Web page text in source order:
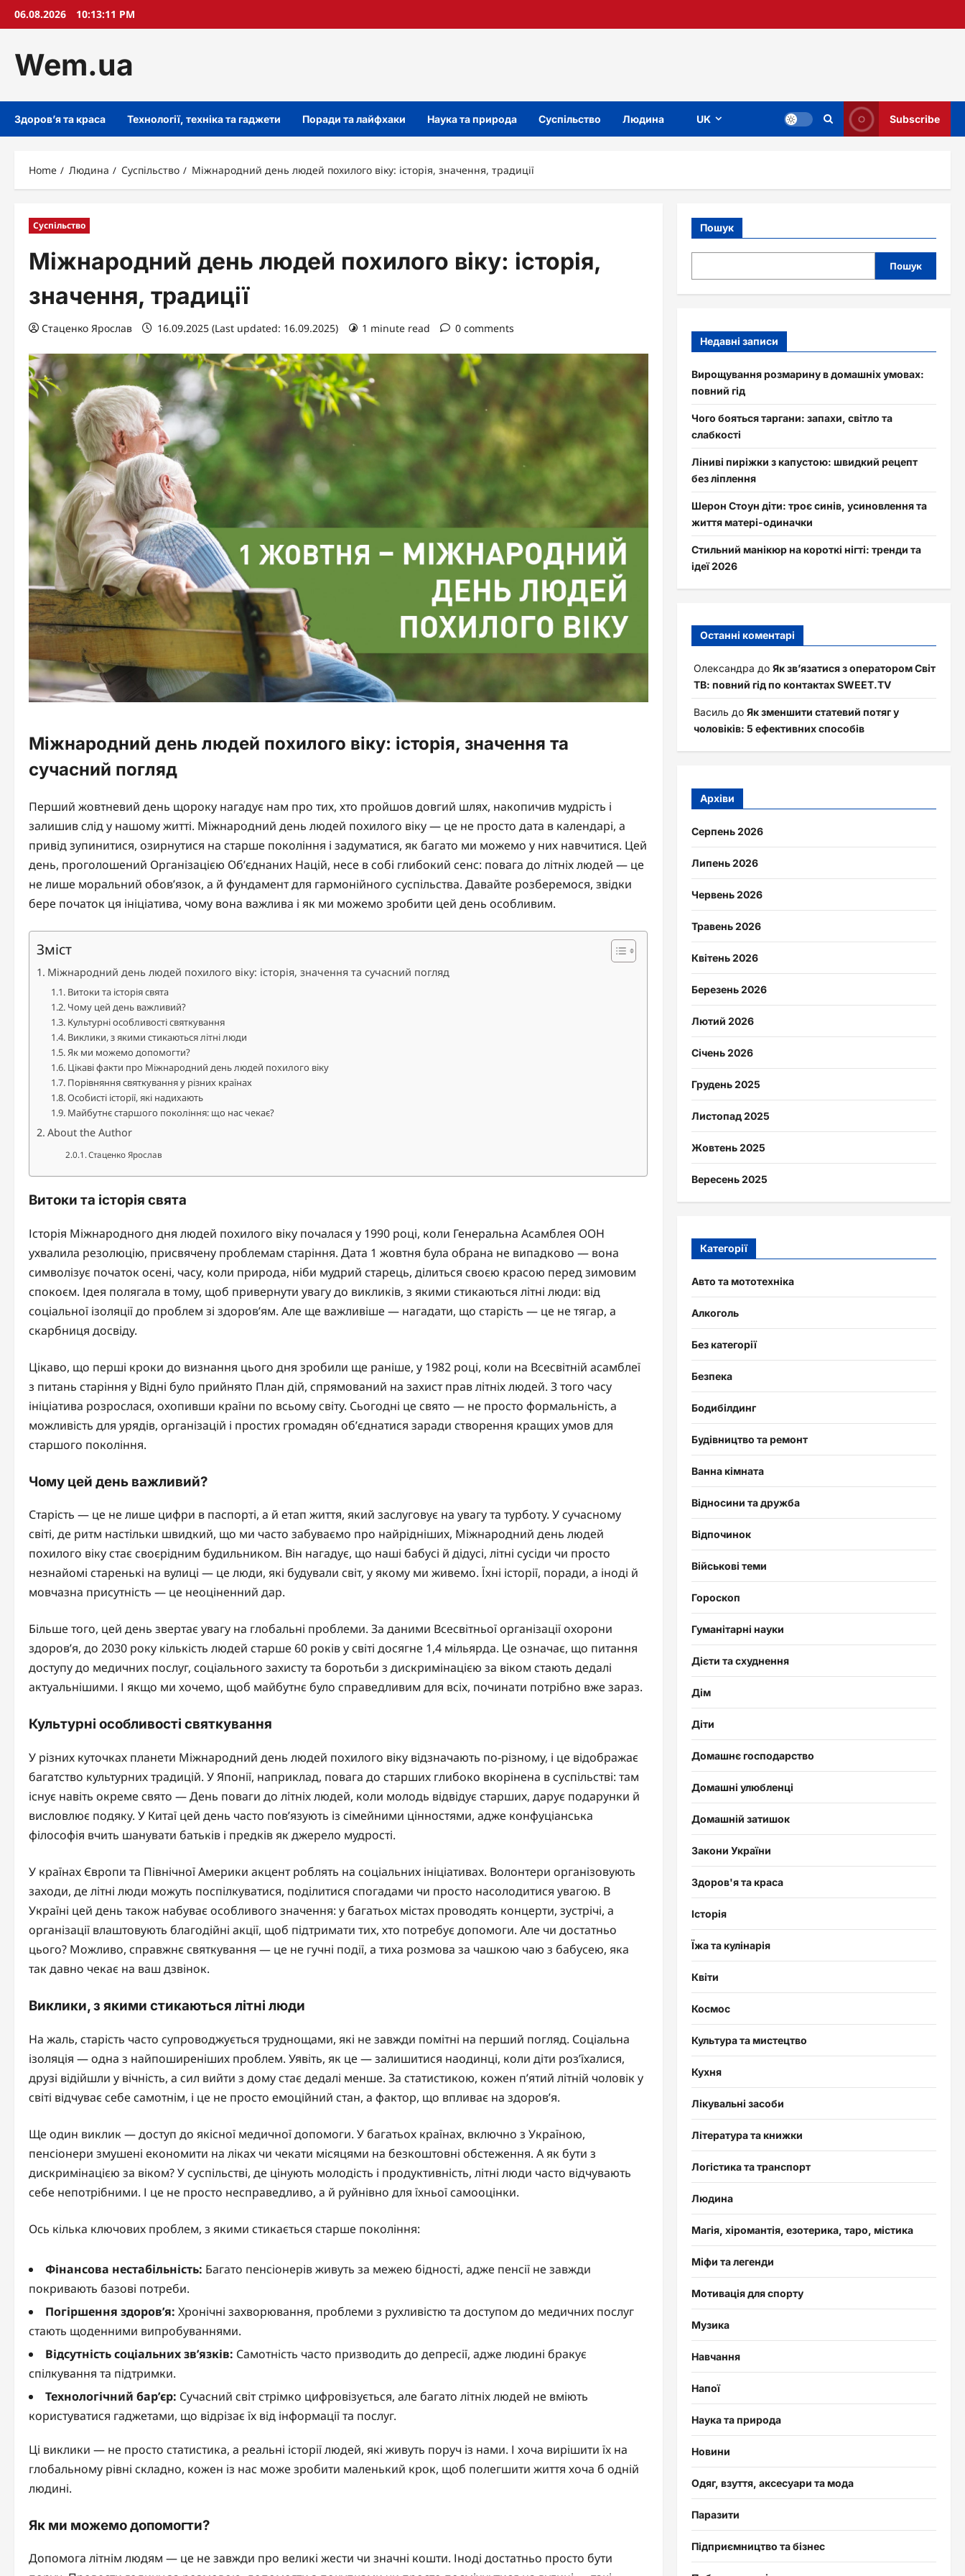
Skip06.08.2026 10:13:12 PM
Wem.ua
Здоров’я та краса Технології, техніка та гаджети Поради та лайфхаки Наука та природа Суспільство Людина UK Subscribe
Home Людина Суспільство Міжнародний день людей похилого віку: історія, значення, традиції
Суспільство
Міжнародний день людей похилого віку: історія,
значення, традиції
Стаценко Ярослав 16.09.2025 (Last updated: 16.09.2025) 1 minute read 0 comments
Міжнародний день людей похилого віку: історія, значення та
сучасний погляд
Перший жовтневий день щороку нагадує нам про тих, хто пройшов довгий шлях, накопичив мудрість і
залишив слід у нашому житті. Міжнародний день людей похилого віку — це не просто дата в календарі, а
привід зупинитися, озирнутися на старше покоління і задуматися, як багато ми можемо у них навчитися. Цей
день, проголошений Організацією Об’єднаних Націй, несе в собі глибокий сенс: повага до літніх людей — це
не лише моральний обов’язок, а й фундамент для гармонійного суспільства. Давайте розберемося, звідки
бере початок ця ініціатива, чому вона важлива і як ми можемо зробити цей день особливим.
Зміст
Міжнародний день людей похилого віку: історія, значення та сучасний погляд
Витоки та історія свята
Чому цей день важливий?
Культурні особливості святкування
Виклики, з якими стикаються літні люди
Як ми можемо допомогти?
Цікаві факти про Міжнародний день людей похилого віку
Порівняння святкування у різних країнах
Особисті історії, які надихають
Майбутнє старшого покоління: що нас чекає?
About the Author
Стаценко Ярослав
Витоки та історія свята
Історія Міжнародного дня людей похилого віку почалася у 1990 році, коли Генеральна Асамблея ООН
ухвалила резолюцію, присвячену проблемам старіння. Дата 1 жовтня була обрана не випадково — вона
символізує початок осені, часу, коли природа, ніби мудрий старець, ділиться своєю красою перед зимовим
спокоєм. Ідея полягала в тому, щоб привернути увагу до викликів, з якими стикаються літні люди: від
соціальної ізоляції до проблем зі здоров’ям. Але ще важливіше — нагадати, що старість — це не тягар, а
скарбниця досвіду.
Цікаво, що перші кроки до визнання цього дня зробили ще раніше, у 1982 році, коли на Всесвітній асамблеї
з питань старіння у Відні було прийнято План дій, спрямований на захист прав літніх людей. З того часу
ініціатива розрослася, охопивши країни по всьому світу. Сьогодні це свято — не просто формальність, а
можливість для урядів, організацій і простих громадян об’єднатися заради створення кращих умов для
старшого покоління.
Чому цей день важливий?
Старість — це не лише цифри в паспорті, а й етап життя, який заслуговує на увагу та турботу. У сучасному
світі, де ритм настільки швидкий, що ми часто забуваємо про найрідніших, Міжнародний день людей
похилого віку стає своєрідним будильником. Він нагадує, що наші бабусі й дідусі, літні сусіди чи просто
незнайомі старенькі на вулиці — це люди, які будували світ, у якому ми живемо. Їхні історії, поради, а іноді й
мовчазна присутність — це неоціненний дар.
Більше того, цей день звертає увагу на глобальні проблеми. За даними Всесвітньої організації охорони
здоров’я, до 2030 року кількість людей старше 60 років у світі досягне 1,4 мільярда. Це означає, що питання
доступу до медичних послуг, соціального захисту та боротьби з дискримінацією за віком стають дедалі
актуальнішими. І якщо ми хочемо, щоб майбутнє було справедливим для всіх, починати потрібно вже зараз.
Культурні особливості святкування
У різних куточках планети Міжнародний день людей похилого віку відзначають по-різному, і це відображає
багатство культурних традицій. У Японії, наприклад, повага до старших глибоко вкорінена в суспільстві: там
існує навіть окреме свято — День поваги до літніх людей, коли молодь відвідує старших, дарує подарунки й
висловлює подяку. У Китаї цей день часто пов’язують із сімейними цінностями, адже конфуціанська
філософія вчить шанувати батьків і предків як джерело мудрості.
У країнах Європи та Північної Америки акцент роблять на соціальних ініціативах. Волонтери організовують
заходи, де літні люди можуть поспілкуватися, поділитися спогадами чи просто насолодитися увагою. В
Україні цей день також набуває особливого значення: у багатьох містах проводять концерти, зустрічі, а
організації влаштовують благодійні акції, щоб підтримати тих, хто потребує допомоги. Але чи достатньо
цього? Можливо, справжнє святкування — це не гучні події, а тиха розмова за чашкою чаю з бабусею, яка
так давно чекає на ваш дзвінок.
Виклики, з якими стикаються літні люди
На жаль, старість часто супроводжується труднощами, які не завжди помітні на перший погляд. Соціальна
ізоляція — одна з найпоширеніших проблем. Уявіть, як це — залишитися наодинці, коли діти роз’їхалися,
друзі відійшли у вічність, а сил вийти з дому стає дедалі менше. За статистикою, кожен п’ятий літній чоловік у
світі відчуває себе самотнім, і це не просто емоційний стан, а фактор, що впливає на здоров’я.
Ще один виклик — доступ до якісної медичної допомоги. У багатьох країнах, включно з Україною,
пенсіонери змушені економити на ліках чи чекати місяцями на безкоштовні обстеження. А як бути з
дискримінацією за віком? У суспільстві, де цінують молодість і продуктивність, літні люди часто відчувають
себе непотрібними. І це не просто несправедливо, а й руйнівно для їхньої самооцінки.
Ось кілька ключових проблем, з якими стикається старше покоління:
Фінансова нестабільність: Багато пенсіонерів живуть за межею бідності, адже пенсії не завжди
покривають базові потреби.
Погіршення здоров’я: Хронічні захворювання, проблеми з рухливістю та доступом до медичних послуг
стають щоденними випробуваннями.
Відсутність соціальних зв’язків: Самотність часто призводить до депресії, адже людині бракує
спілкування та підтримки.
Технологічний бар’єр: Сучасний світ стрімко цифровізується, але багато літніх людей не вміють
користуватися гаджетами, що відрізає їх від інформації та послуг.
Ці виклики — не просто статистика, а реальні історії людей, які живуть поруч із нами. І хоча вирішити їх на
глобальному рівні складно, кожен із нас може зробити маленький крок, щоб полегшити життя хоча б одній
людині.
Як ми можемо допомогти?
Допомога літнім людям — це не завжди про великі жести чи значні кошти. Іноді достатньо просто бути
Пошук
Пошук
Недавні записи
Вирощування розмарину в домашніх умовах:
повний гід
Чого бояться таргани: запахи, світло та
слабкості
Ліниві пиріжки з капустою: швидкий рецепт
без ліплення
Шерон Стоун діти: троє синів, усиновлення та
життя матері-одиначки
Стильний манікюр на короткі нігті: тренди та
ідеї 2026
Останні коментарі
Олександра до Як зв’язатися з оператором Світ
ТВ: повний гід по контактах SWEET.TV
Василь до Як зменшити статевий потяг у
чоловіків: 5 ефективних способів
Архіви
Серпень 2026
Липень 2026
Червень 2026
Травень 2026
Квітень 2026
Березень 2026
Лютий 2026
Січень 2026
Грудень 2025
Листопад 2025
Жовтень 2025
Вересень 2025
Категорії
Авто та мототехніка
Алкоголь
Без категорії
Безпека
Бодибілдинг
Будівництво та ремонт
Ванна кімната
Відносини та дружба
Відпочинок
Військові теми
Гороскоп
Гуманітарні науки
Дієти та схуднення
Дім
Діти
Домашнє господарство
Домашні улюбленці
Домашній затишок
Закони України
Здоров'я та краса
Історія
Їжа та кулінарія
Квіти
Космос
Культура та мистецтво
Кухня
Лікувальні засоби
Література та книжки
Логістика та транспорт
Людина
Магія, хіромантія, езотерика, таро, містика
Міфи та легенди
Мотивація для спорту
Музика
Навчання
Напої
Наука та природа
Новини
Одяг, взуття, аксесуари та мода
Паразити
Підприємництво та бізнес